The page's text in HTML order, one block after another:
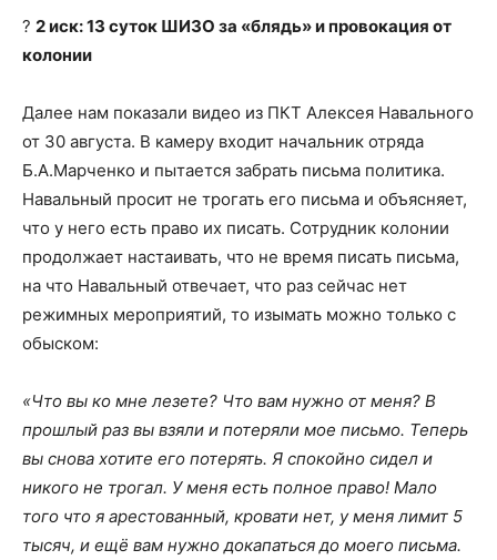
? 2 иск: 13 суток ШИЗО за «блядь» и провокация от
колонии
Далее нам показали видео из ПКТ Алексея Навального
от 30 августа. В камеру входит начальник отряда
Б.А.Марченко и пытается забрать письма политика.
Навальный просит не трогать его письма и объясняет,
что у него есть право их писать. Сотрудник колонии
продолжает настаивать, что не время писать письма,
на что Навальный отвечает, что раз сейчас нет
режимных мероприятий, то изымать можно только с
обыском:
«Что вы ко мне лезете? Что вам нужно от меня? В
прошлый раз вы взяли и потеряли мое письмо. Теперь
вы снова хотите его потерять. Я спокойно сидел и
никого не трогал. У меня есть полное право! Мало
того что я арестованный, кровати нет, у меня лимит 5
тысяч, и ещё вам нужно докапаться до моего письма.